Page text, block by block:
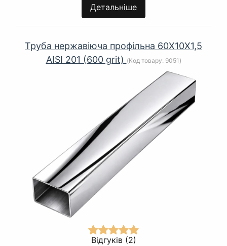
Детальніше
Труба нержавіюча профільна 60Х10Х1,5
AISI 201 (600 grit) (Код товару: 9051 )
Відгуків (2)